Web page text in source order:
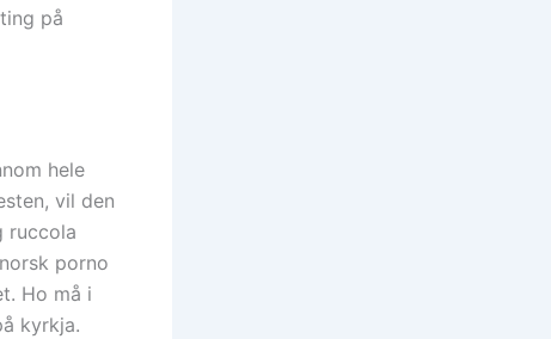
på
hele
vil den
ruccola
porno
Ho må i
kyrkja.